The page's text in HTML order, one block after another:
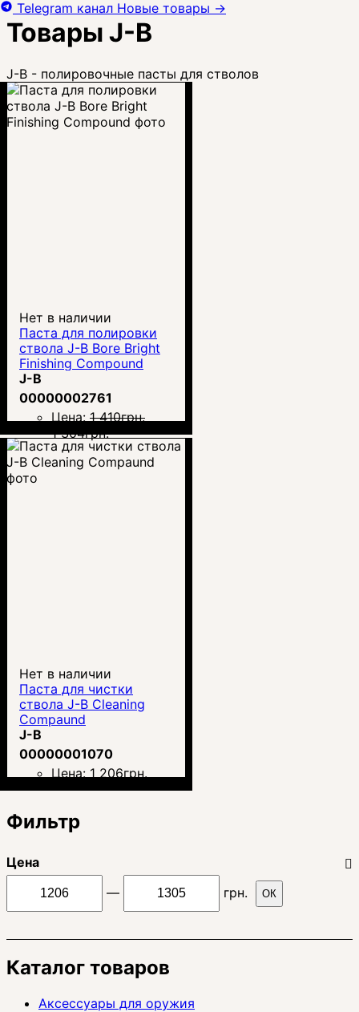
Товары J-B
J-B - полировочные пасты для стволов
Нет в наличии
Паста для полировки
ствола J-B Bore Bright
Finishing Compound
J-B
00000002761
Цена: 1 410грн.
1 304грн.
Нет в наличии
Паста для чистки
ствола J-B Cleaning
Compaund
J-B
00000001070
Цена: 1 206грн.
Фильтр
Цена
—
грн. ОК
Каталог товаров
Аксессуары для оружия
Telegram канал Новые товары →